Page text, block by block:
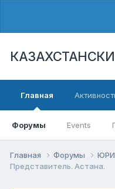
Главная
Форумы Events
Главная Форумы
Представитель. Астана.